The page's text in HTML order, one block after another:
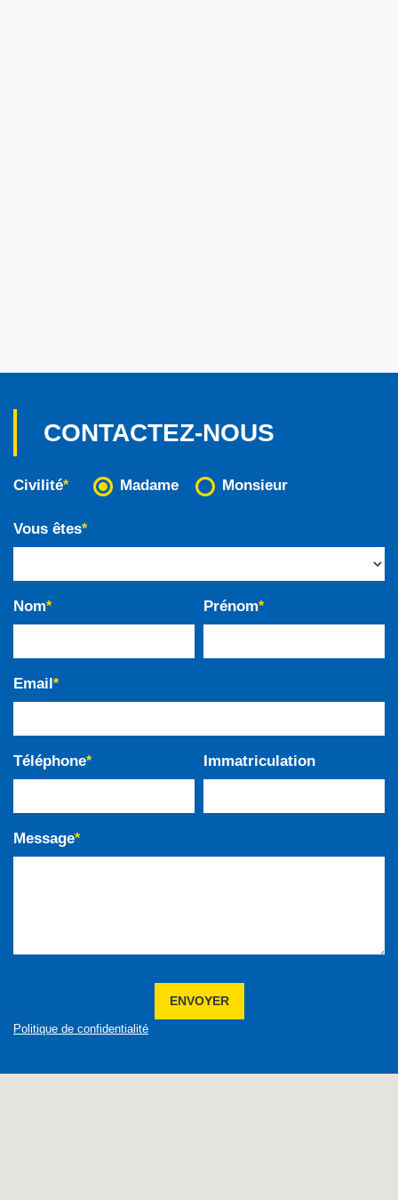
CONTACTEZ-NOUS
Civilité* Madame Monsieur
Vous êtes*
Nom* Prénom*
Email*
Téléphone* Immatriculation
Message*
ENVOYER
Politique de confidentialité